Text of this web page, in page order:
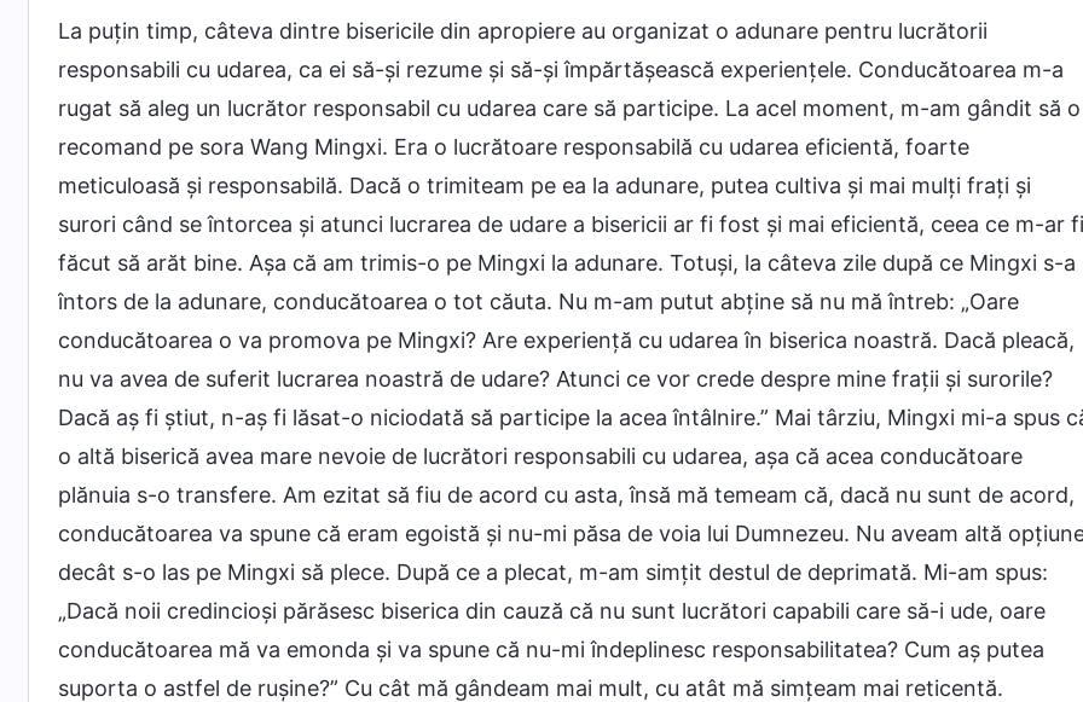
La puțin timp, câteva dintre bisericile din apropiere au organizat o adunare pentru lucrătorii
responsabili cu udarea, ca ei să-și rezume și să-și împărtășească experiențele. Conducătoarea m-a
rugat să aleg un lucrător responsabil cu udarea care să participe. La acel moment, m-am gândit să o
recomand pe sora Wang Mingxi. Era o lucrătoare responsabilă cu udarea eficientă, foarte
meticuloasă și responsabilă. Dacă o trimiteam pe ea la adunare, putea cultiva și mai mulți frați și
surori când se întorcea și atunci lucrarea de udare a bisericii ar fi fost și mai eficientă, ceea ce m-ar fi
făcut să arăt bine. Așa că am trimis-o pe Mingxi la adunare. Totuși, la câteva zile după ce Mingxi s-a
întors de la adunare, conducătoarea o tot căuta. Nu m-am putut abține să nu mă întreb: „Oare
conducătoarea o va promova pe Mingxi? Are experiență cu udarea în biserica noastră. Dacă pleacă,
nu va avea de suferit lucrarea noastră de udare? Atunci ce vor crede despre mine frații și surorile?
Dacă aș fi știut, n-aș fi lăsat-o niciodată să participe la acea întâlnire.” Mai târziu, Mingxi mi-a spus
o altă biserică avea mare nevoie de lucrători responsabili cu udarea, așa că acea conducătoare
plănuia s-o transfere. Am ezitat să fiu de acord cu asta, însă mă temeam că, dacă nu sunt de acord,
conducătoarea va spune că eram egoistă și nu-mi păsa de voia lui Dumnezeu. Nu aveam altă
decât s-o las pe Mingxi să plece. După ce a plecat, m-am simțit destul de deprimată. Mi-am spus:
„Dacă noii credincioși părăsesc biserica din cauză că nu sunt lucrători capabili care să-i ude, oare
conducătoarea mă va emonda și va spune că nu-mi îndeplinesc responsabilitatea? Cum aș putea
suporta o astfel de rușine?” Cu cât mă gândeam mai mult, cu atât mă simțeam mai reticentă.